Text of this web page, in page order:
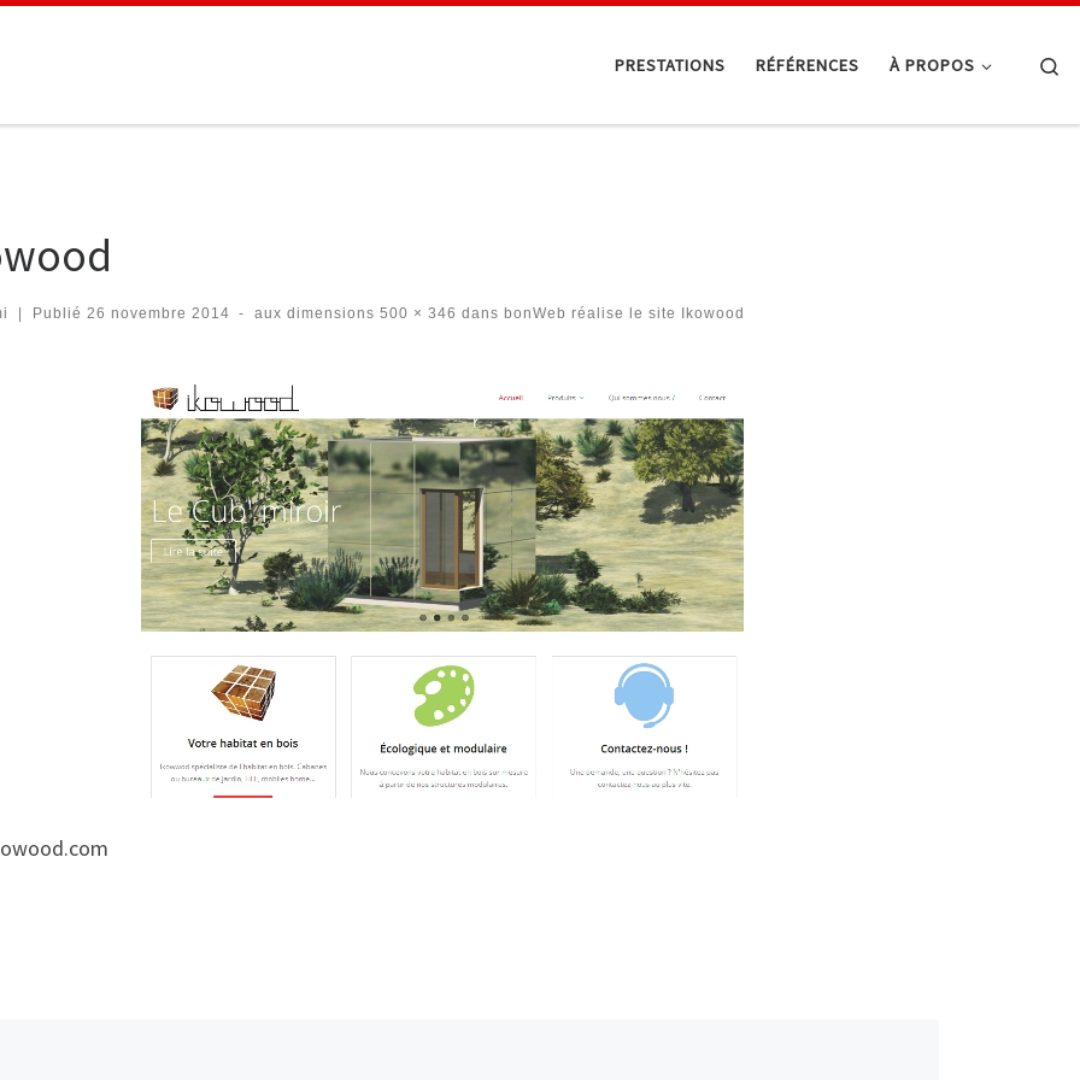
PRESTATIONS RÉFÉRENCES À PROPOS
Publié 26 novembre 2014 - aux dimensions 500 × 346 dans bonWeb réalise le site Ikowood
des images